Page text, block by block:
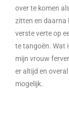
over te komen
zitten en daarna
verste verte op
te tangoën. Wat
mijn vrouw
er altijd en
mogelijk.